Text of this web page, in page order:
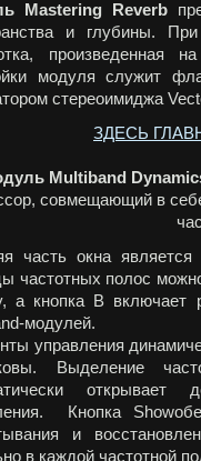
Mastering Reverb
и глубины.
произведенная
модуля служит
стереоимиджа
ЗДЕСЬ
Multiband
совмещающий в
часть окна
частотных полос
а кнопка В включает
модулей.
управления
Выделение
открывает
Кнопка
и
в каждой частотной